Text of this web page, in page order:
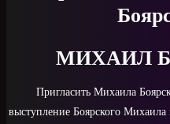
МИХАИЛ
Пригласить Михаила
выступление Боярского Михаила